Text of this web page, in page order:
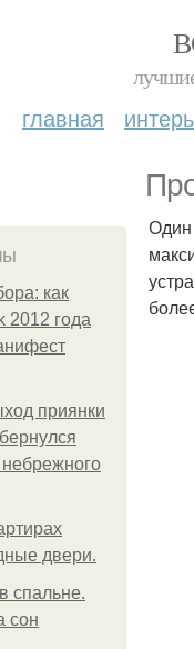
главная
как
2012 года
приянки
двери.
спальне.
сон
Один